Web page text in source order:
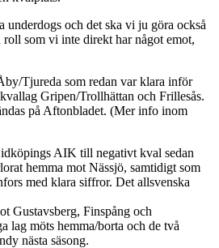
och det ska vi ju göra också
roll som vi inte direkt har något emot,
Tjureda som redan var klara inför
Gripen/Trollhättan och Frillesås.
på Aftonbladet. (Mer info inom
AIK till negativt kval sedan
hemma mot Nässjö, samtidigt som
med klara siffror. Det allsvenska
Gustavsberg, Finspång och
lag möts hemma/borta och de två
nästa säsong.